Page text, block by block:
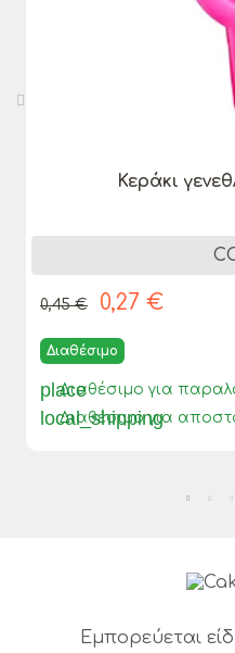
Κεράκι
0,45 € 0,27 €
Διαθέσιμο
place
Διαθέσιμο για
local_shipping
Διαθέσιμο για
Εμπορεύεται